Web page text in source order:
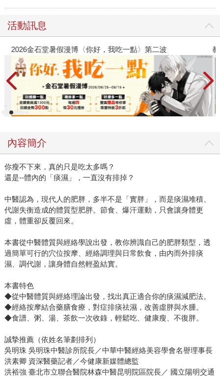
活動訊息
2026金石堂暑假漫博〈你好，我吃一點〉第二波
內容簡介
你瘦不下來，真的只是吃太多嗎？
還是--體內的「痰濕」，一直沒有排掉？
中醫認為，現代人的肥胖，多半不是「實胖」，而是痰濕堆積、
代謝失衡造成的體質型肥胖。節食、爆汗運動，只會讓身體更
虛，體重卻反覆回來。
本書從中醫體質與經絡學說出發，教你辨識自己的肥胖類型，透
過簡單可行的穴位按摩、經絡調理與日常飲食，由內而外排痰
濕、調代謝，讓身體自然輕盈結實。
本書特色
◆從中醫體質與經絡理論出發，找出真正適合你的痰濕減肥法。
◆經絡按摩結合藥膳食療，對症排痰祛濕，改善虛胖與水腫。
◆食譜、粥、湯、茶飲一次收錄，輕鬆吃、健康瘦、不復胖。
誠摯推薦（依姓名筆劃排列）
吳明珠 吳明珠中醫診所院長／中華中醫經絡美容學會名譽理事長
洪素卿 資深醫藥記者／今健康新媒體總監
洪裕強 臺北市立聯合醫院林森中醫昆明院區院長／ 國立陽明交通